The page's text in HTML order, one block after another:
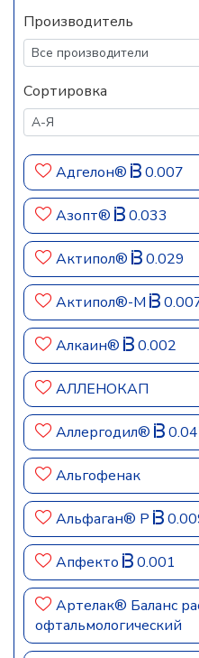
Производитель
Сортировка
Адгелон® 0.007
Азопт® 0.033
Актипол® 0.029
Актипол®-М
Алкаин® 0.002
АЛЛЕНОКАП
Аллергодил®
Альгофенак
Альфаган® Р
Апфекто 0.001
Артелак® Баланс
офтальмологический